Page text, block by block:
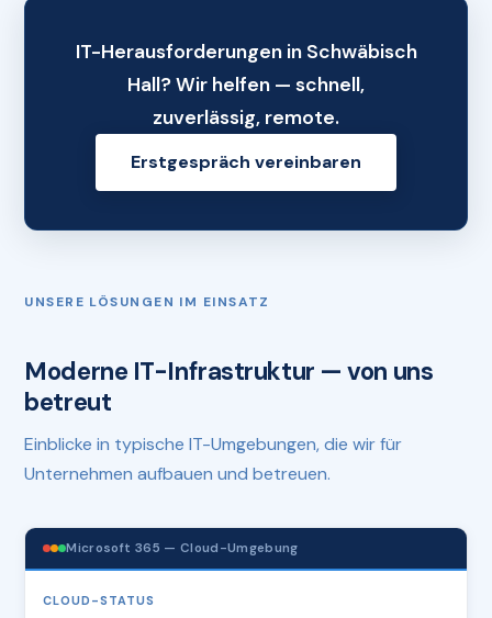
IT-Herausforderungen in Schwäbisch
Hall? Wir helfen — schnell,
zuverlässig, remote.
Erstgespräch vereinbaren
UNSERE LÖSUNGEN IM EINSATZ
Moderne IT-Infrastruktur — von uns
betreut
Einblicke in typische IT-Umgebungen, die wir für
Unternehmen aufbauen und betreuen.
Microsoft 365 — Cloud-Umgebung
CLOUD-STATUS